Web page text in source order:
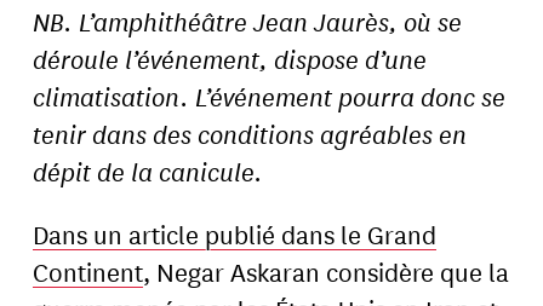
NB. L’amphithéâtre Jean Jaurès, où se
déroule l’événement, dispose d’une
climatisation. L’événement pourra donc se
tenir dans des conditions agréables en
dépit de la canicule.
Dans un article publié dans le Grand
Continent, Negar Askaran considère que la